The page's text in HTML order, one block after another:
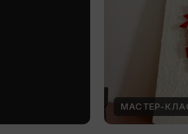
МАСТЕР-